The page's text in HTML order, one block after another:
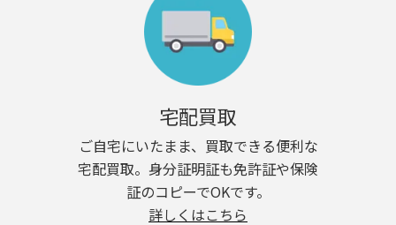
宅配買取
ご自宅にいたまま、買取できる便利な
宅配買取。身分証明証も免許証や保険
証のコピーでOKです。
詳しくはこちら